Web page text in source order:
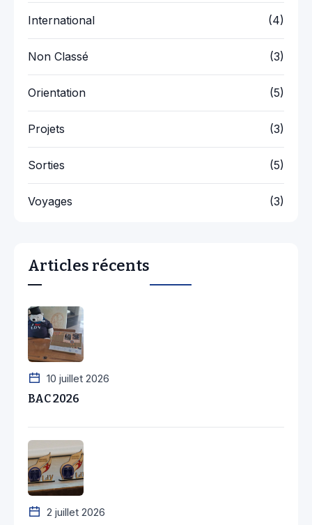
International (4)
Non Classé (3)
Orientation (5)
Projets (3)
Sorties (5)
Voyages (3)
Articles récents
10 juillet 2026
BAC 2026
2 juillet 2026